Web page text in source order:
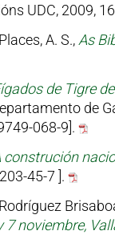
UDC, 2009,
A. S., As
de Tigre
de
068-9].
construción
45-7 ].
7 noviembre,